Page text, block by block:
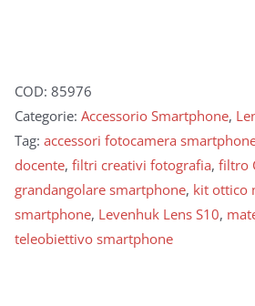
COD: 85976
Categorie: Accessorio Smartphone,
Tag: accessori fotocamera
docente, filtri creativi fotografia, filtro
grandangolare smartphone, kit ottico
smartphone, Levenhuk Lens S10,
teleobiettivo smartphone